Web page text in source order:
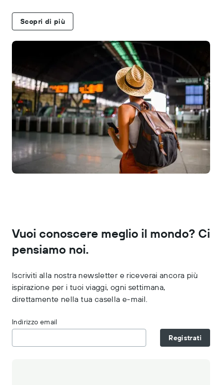
Scopri di più
Vuoi conoscere meglio il mondo? Ci
pensiamo noi.
Iscriviti alla nostra newsletter e riceverai ancora più
ispirazione per i tuoi viaggi, ogni settimana,
direttamente nella tua casella e-mail.
Indirizzo email
Registrati